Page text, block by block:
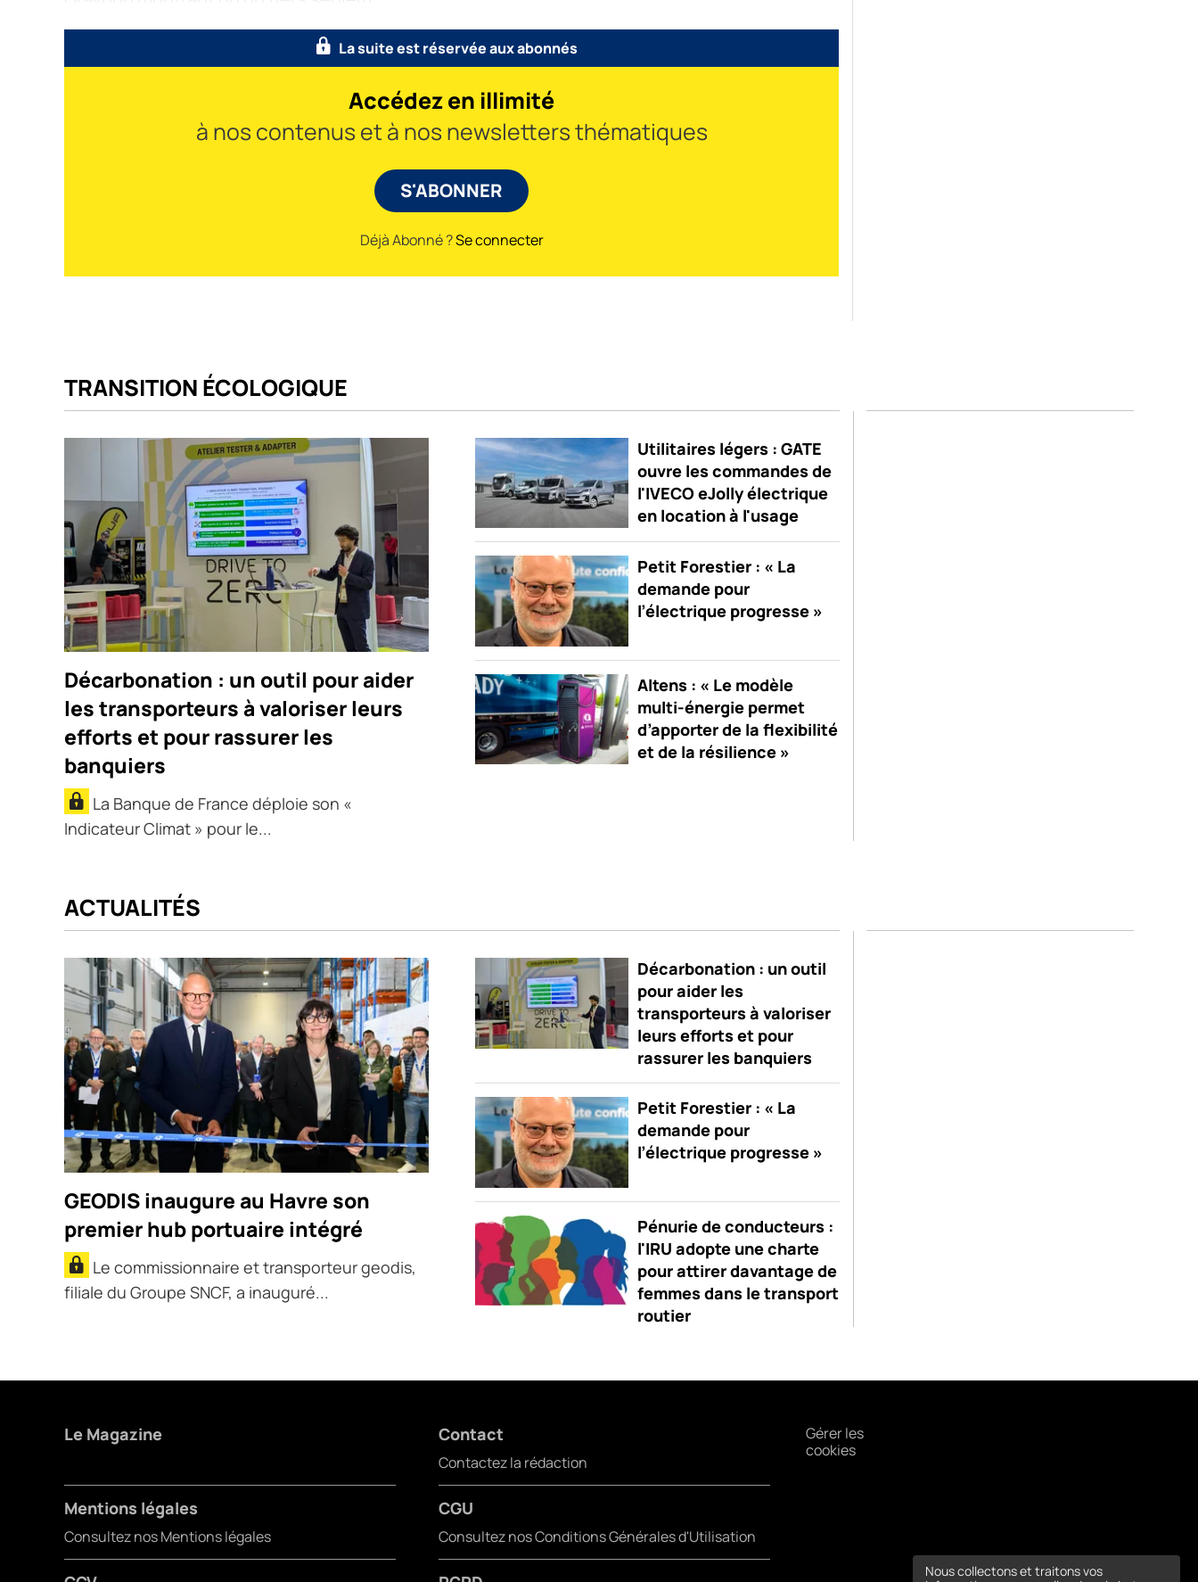
La suite est réservée aux abonnés
Accédez en illimité
à nos contenus et à nos newsletters thématiques
S'ABONNER
Déjà Abonné ?Se connecter
TRANSITION ÉCOLOGIQUE
Décarbonation : un outil pour aider
les transporteurs à valoriser leurs
efforts et pour rassurer les
banquiers
La Banque de France déploie son «
Indicateur Climat » pour le...
Utilitaires légers : GATE
ouvre les commandes de
l'IVECO eJolly électrique
en location à l'usage
Petit Forestier : « La
demande pour
l’électrique progresse »
Altens : « Le modèle
multi-énergie permet
d’apporter de la flexibilité
et de la résilience »
ACTUALITÉS
GEODIS inaugure au Havre son
premier hub portuaire intégré
Le commissionnaire et transporteur geodis,
filiale du Groupe SNCF, a inauguré...
Décarbonation : un outil
pour aider les
transporteurs à valoriser
leurs efforts et pour
rassurer les banquiers
Petit Forestier : « La
demande pour
l’électrique progresse »
Pénurie de conducteurs :
l'IRU adopte une charte
pour attirer davantage de
femmes dans le transport
routier
Le Magazine Contact
Contactez la rédaction
Mentions légales
Consultez nos Mentions légales
CGU
Consultez nos Conditions Générales d'Utilisation
Gérer les
cookies
Nous collectons et traitons vos